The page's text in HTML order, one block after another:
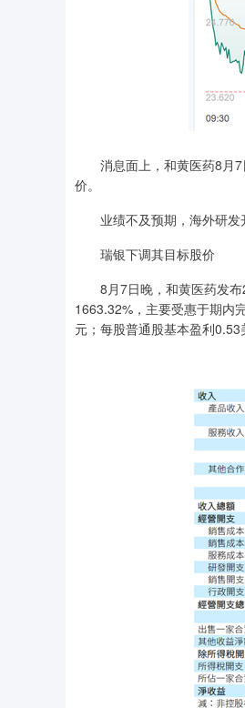
消息面上，和黄医药8月7
价。
业绩不及预期，海外研发
瑞银下调其目标股价
8月7日晚，和黄医药发布
1663.32%，主要受惠于期内
元；每股普通股基本盈利0.53